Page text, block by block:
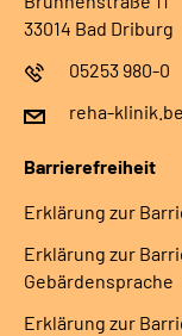
33014 Bad Driburg
05253 980-0
reha-
Barrierefreiheit
Erklärung zur
Erklärung zur
Gebärdensprache
Erklärung zur